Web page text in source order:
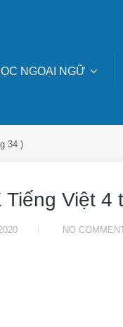
NGOẠI NGỮ
34 )
Việt 4
NO